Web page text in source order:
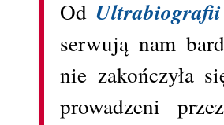
Od Ultrabiografii
serwują nam
nie zakończyła
prowadzeni